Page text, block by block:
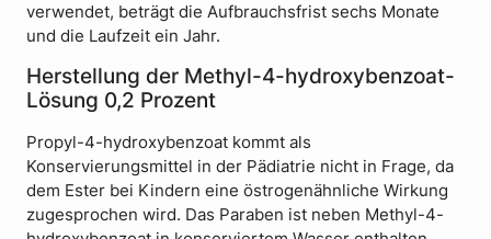
verwendet, beträgt die Aufbrauchsfrist sechs Monate
und die Laufzeit ein Jahr.
Herstellung der Methyl-4-hydroxybenzoat-
Lösung 0,2 Prozent
Propyl-4-hydroxybenzoat kommt als
Konservierungsmittel in der Pädiatrie nicht in Frage, da
dem Ester bei Kindern eine östrogenähnliche Wirkung
zugesprochen wird. Das Paraben ist neben Methyl-4-